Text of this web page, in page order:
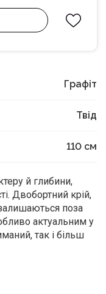
Графіт
Твід
110 см
й глибини,
Двобортний крій,
поза
актуальним у
так і більш